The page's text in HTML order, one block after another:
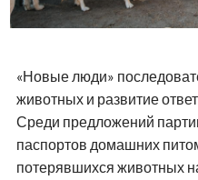
«Новые люди»
животных и развитие
Среди предложений
паспортов домашних
потерявшихся животных